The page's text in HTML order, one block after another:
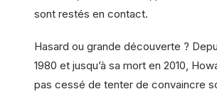
sont restés en contact.
Hasard ou grande découverte ?
1980 et jusqu’à sa mort en 2010,
pas cessé de tenter de convaincre